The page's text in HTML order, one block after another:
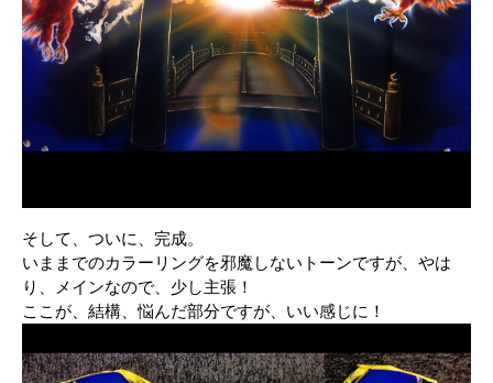
そして、ついに、完成。
いままでのカラーリングを邪魔しないトーンですが、やは
り、メインなので、少し主張！
ここが、結構、悩んだ部分ですが、いい感じに！